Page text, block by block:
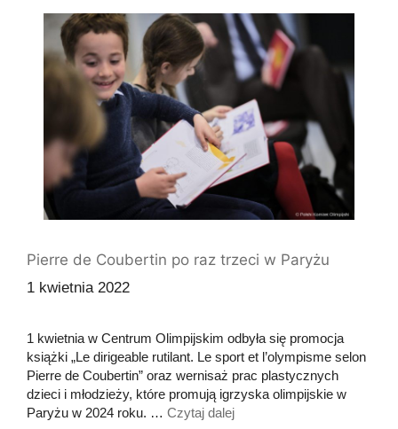
Pierre de Coubertin po raz trzeci w Paryżu
1 kwietnia 2022
1 kwietnia w Centrum Olimpijskim odbyła się promocja
książki „Le dirigeable rutilant. Le sport et l’olympisme selon
Pierre de Coubertin” oraz wernisaż prac plastycznych
dzieci i młodzieży, które promują igrzyska olimpijskie w
Paryżu w 2024 roku. … Czytaj dalej